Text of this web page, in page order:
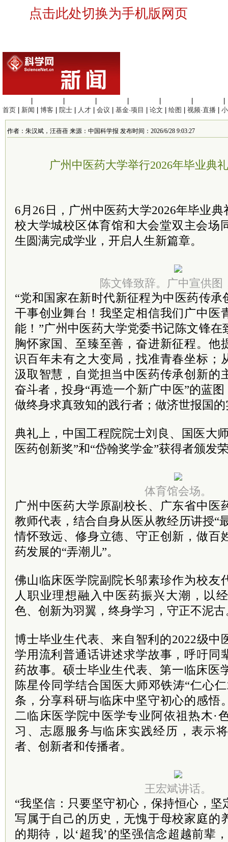
点击此处切换为手机版网页
首页
新闻 博客 院士 人才 会议 基金·项目 论文 绘图 视频·直播
作者：朱汉斌，汪蓓蓓 来源：中国科学报 发布时间：2026/6/28 9:03:27
广州中医药大学举行2026年毕业典
6月26日，广州中医药大学2026年毕业
校大学城校区体育馆和大会堂双主会场
生圆满完成学业，开启人生新篇章。
陈文锋致辞。广中宣供图
“党和国家在新时代新征程为中医药传
干事创业舞台！我坚定相信我们广中医
能！”广州中医药大学党委书记陈文锋
胸怀家国、至臻至善，奋进新征程。他
识百年未有之大变局，找准青春坐标；
汲取智慧，自觉担当中医药传承创新的
奋斗者，投身“再造一个新广中医”的蓝
做终身求真致知的践行者；做济世报国
典礼上，中国工程院院士刘良、国医大
医药创新奖”和“岱翰奖学金”获得者颁发
体育馆会场。
广州中医药大学原副校长、广东省中医
教师代表，结合自身从医从教经历讲授“
情怀致远、修身立德、守正创新，做百
药发展的“弄潮儿”。
佛山临床医学院副院长邬素珍作为校友
人职业理想融入中医药振兴大潮，以
色、创新为羽翼，终身学习，守正不泥古
博士毕业生代表、来自智利的2022级中
学用流利普通话讲述求学故事，呼吁同
药故事。硕士毕业生代表、第一临床医
陈星伶同学结合国医大师邓铁涛“仁心
条，分享科研与临床中坚守初心的感悟
二临床医学院中医学专业阿依祖热木·
习、志愿服务与临床实践经历，表示
者、创新者和传播者。
王宏斌讲话。
“我坚信：只要坚守初心，保持恒心，
写属于自己的历史，无愧于母校家庭的
的期待，以‘超我’的坚强信念超越前辈